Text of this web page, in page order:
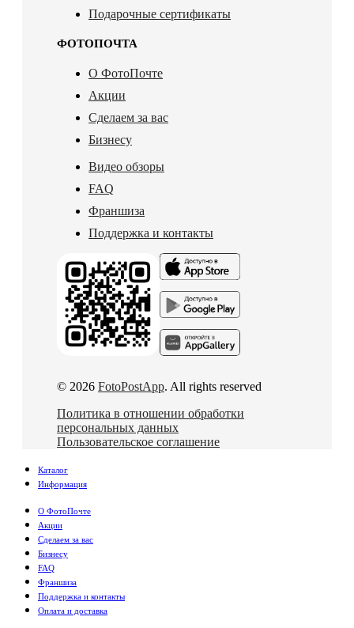
Подарочные сертификаты
ФОТОПОЧТА
О ФотоПочте
Акции
Сделаем за вас
Бизнесу
Видео обзоры
FAQ
Франшиза
Поддержка и контакты
© 2026 FotoPostApp. All rights reserved
Политика в отношении обработки
персональных данных
Пользовательское соглашение
Каталог
Информация
О ФотоПочте
Акции
Сделаем за вас
Бизнесу
FAQ
Франшиза
Поддержка и контакты
Оплата и доставка